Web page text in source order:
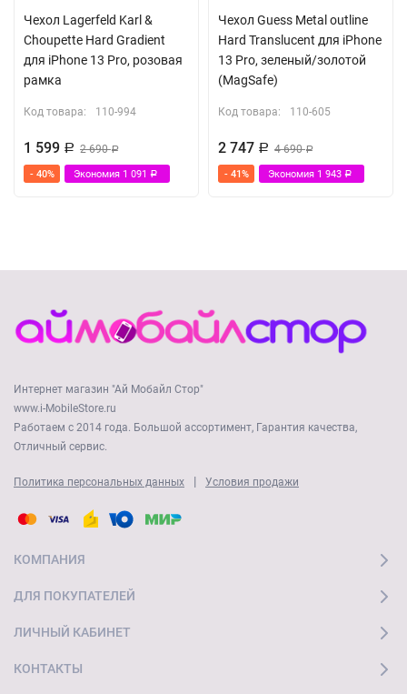
Чехол Lagerfeld Karl &
Choupette Hard Gradient
для iPhone 13 Pro, розовая
рамка
Код товара: 110-994
1 599 Р 2 690Р
- 40% Экономия 1 091 Р
Чехол Guess Metal outline
Hard Translucent для iPhone
13 Pro, зеленый/золотой
(MagSafe)
Код товара: 110-605
2 747 Р 4 690Р
- 41% Экономия 1 943 Р
Интернет магазин "Ай Мобайл Стор"
www.i-MobileStore.ru
Работаем с 2014 года. Большой ассортимент, Гарантия качества,
Отличный сервис.
Политика персональных данных | Условия продажи
КОМПАНИЯ
ДЛЯ ПОКУПАТЕЛЕЙ
ЛИЧНЫЙ КАБИНЕТ
КОНТАКТЫ